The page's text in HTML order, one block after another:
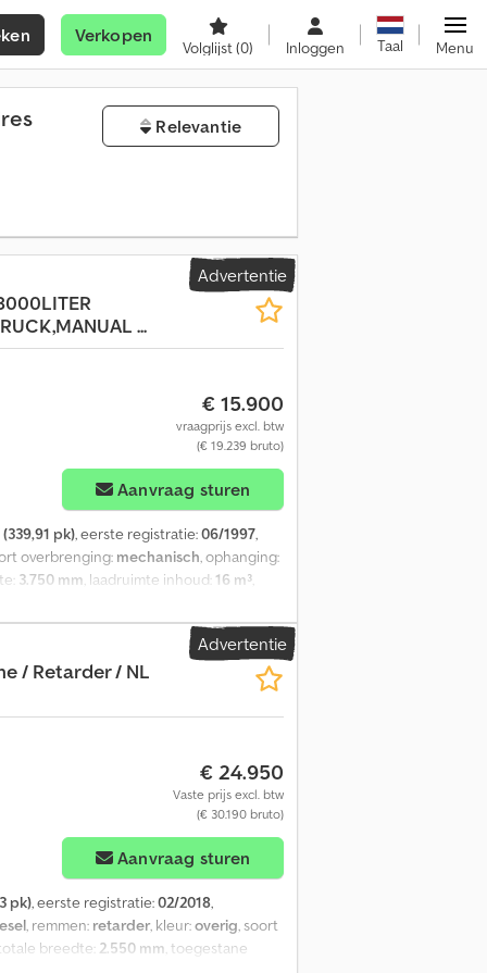
Verkopen
Volglijst(0) Inloggen Taal Menu
Relevantie
Advertentie
...
€ 15.900
vraagprijs excl. btw
(€ 19.239 bruto)
Aanvraag sturen
pk), eerste registratie:06/1997,
overbrenging: mechanisch, ophanging:
3.750 mm, laadruimte inhoud:16 m³,
elektrische raamverstelling
stoelen - Luchthoorn
= Verdere informatie = Vooras:
bladvering Achteras 1: Dubbel lucht;
50%; Bandenprofiel rechts binnen:
Meesturend; Bandenprofiel links:
26.000 kg Technische staat: goed
Advertentie
/ Retarder / NL
€ 24.950
Vaste prijs excl. btw
(€ 30.190 bruto)
Aanvraag sturen
pk), eerste registratie:02/2018,
, remmen: retarder, kleur:overig, soort
breedte: 2.550 mm, toegestane